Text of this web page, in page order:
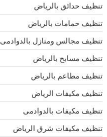
تنظيف حدائق بالرياض
تنظيف حمامات بالرياض
تنظيف مجالس ومنازل بالدوادمى
تنظيف مسابح بالرياض
تنظيف مطاعم بالرياض
تنظيف مكيفات الرياض
تنظيف مكيفات بالدوادمى
تنظيف مكيفات شرق الرياض